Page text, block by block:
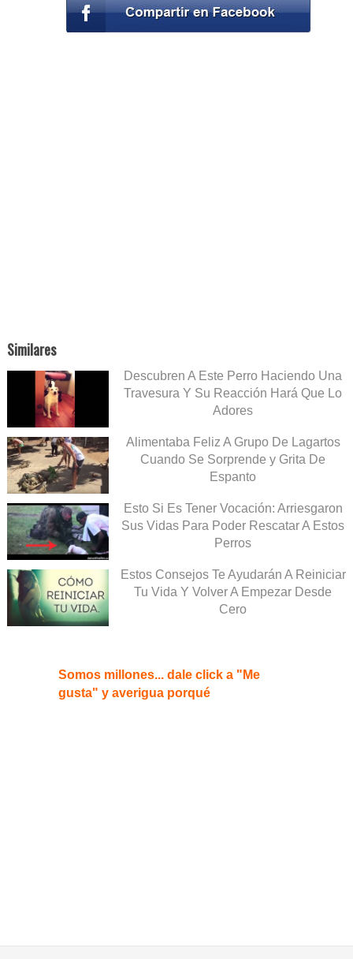
Similares
Descubren A Este Perro Haciendo Una
Travesura Y Su Reacción Hará Que Lo
Adores
Alimentaba Feliz A Grupo De Lagartos
Cuando Se Sorprende y Grita De
Espanto
Esto Si Es Tener Vocación: Arriesgaron
Sus Vidas Para Poder Rescatar A Estos
Perros
Estos Consejos Te Ayudarán A Reiniciar
Tu Vida Y Volver A Empezar Desde
Cero
Somos millones... dale click a "Me
gusta" y averigua porqué